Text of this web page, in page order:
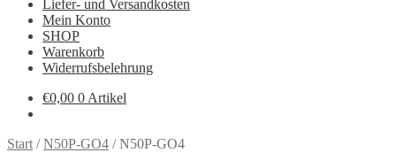
Liefer- und Versandkosten
Mein Konto
SHOP
Warenkorb
Widerrufsbelehrung
€0,00 0 Artikel
Start /N50P-GO4 /N50P-GO4